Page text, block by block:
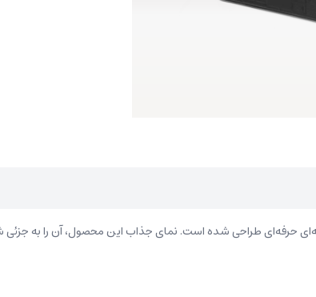
حرفه‌ای طراحی شده است. نمای جذاب این محصول، آن را به